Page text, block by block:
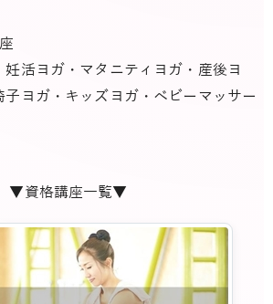
妊活ヨガ・マタニティヨガ・産後ヨ
子ヨガ・キッズヨガ・ベビーマッサー
▼資格講座一覧▼